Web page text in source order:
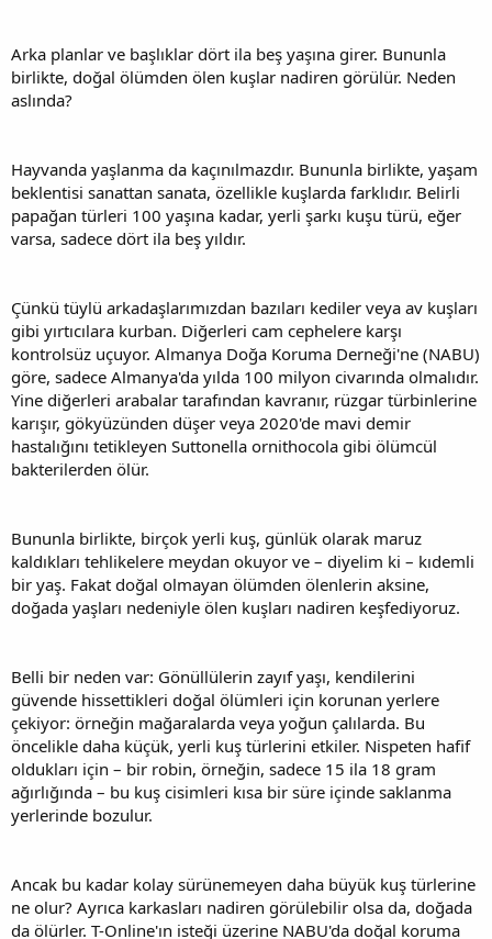
Arka planlar ve başlıklar dört ila beş yaşına girer. Bununla
birlikte, doğal ölümden ölen kuşlar nadiren görülür. Neden
aslında?
Hayvanda yaşlanma da kaçınılmazdır. Bununla birlikte, yaşam
beklentisi sanattan sanata, özellikle kuşlarda farklıdır. Belirli
papağan türleri 100 yaşına kadar, yerli şarkı kuşu türü, eğer
varsa, sadece dört ila beş yıldır.
Çünkü tüylü arkadaşlarımızdan bazıları kediler veya av kuşları
gibi yırtıcılara kurban. Diğerleri cam cephelere karşı
kontrolsüz uçuyor. Almanya Doğa Koruma Derneği'ne (NABU)
göre, sadece Almanya'da yılda 100 milyon civarında olmalıdır.
Yine diğerleri arabalar tarafından kavranır, rüzgar türbinlerine
karışır, gökyüzünden düşer veya 2020'de mavi demir
hastalığını tetikleyen Suttonella ornithocola gibi ölümcül
bakterilerden ölür.
Bununla birlikte, birçok yerli kuş, günlük olarak maruz
kaldıkları tehlikelere meydan okuyor ve – diyelim ki – kıdemli
bir yaş. Fakat doğal olmayan ölümden ölenlerin aksine,
doğada yaşları nedeniyle ölen kuşları nadiren keşfediyoruz.
Belli bir neden var: Gönüllülerin zayıf yaşı, kendilerini
güvende hissettikleri doğal ölümleri için korunan yerlere
çekiyor: örneğin mağaralarda veya yoğun çalılarda. Bu
öncelikle daha küçük, yerli kuş türlerini etkiler. Nispeten hafif
oldukları için – bir robin, örneğin, sadece 15 ila 18 gram
ağırlığında – bu kuş cisimleri kısa bir süre içinde saklanma
yerlerinde bozulur.
Ancak bu kadar kolay sürünemeyen daha büyük kuş türlerine
ne olur? Ayrıca karkasları nadiren görülebilir olsa da, doğada
da ölürler. T-Online'ın isteği üzerine NABU'da doğal koruma